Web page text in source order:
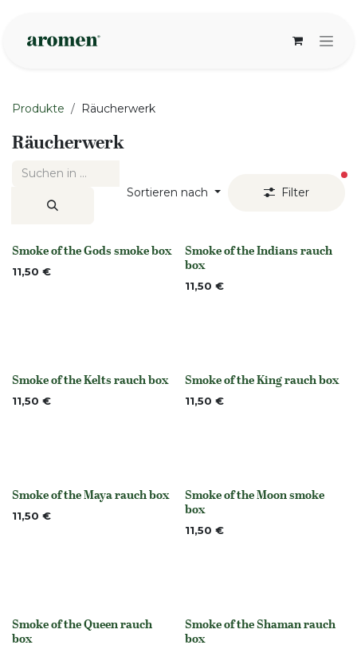
Produkte Räucherwerk
Räucherwerk
Sortieren nach Filter
None
Smoke of the Gods smoke box
11,50 € None
Smoke of the Indians rauch
box
11,50 €
None
Smoke of the Kelts rauch box
11,50 € None
Smoke of the King rauch box
11,50 €
None
Smoke of the Maya rauch box
11,50 € None
Smoke of the Moon smoke
box
11,50 €
None
Smoke of the Queen rauch
box None
Smoke of the Shaman rauch
box